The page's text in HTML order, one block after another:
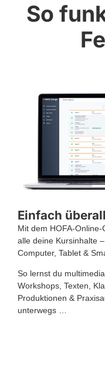
So
Einfach
Mit dem HOFA-
alle deine Kursinhalte
Computer, Tablet &
So lernst du
Workshops, Texten,
Produktionen &
unterwegs …